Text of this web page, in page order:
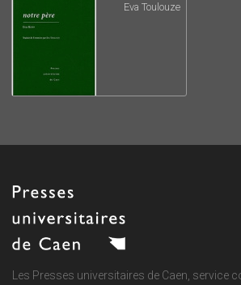
Eva Toulouze
Les Presses universitaires de Caen, service